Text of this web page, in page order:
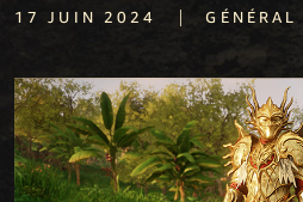
17 JUIN 2024 | GÉNÉRAL